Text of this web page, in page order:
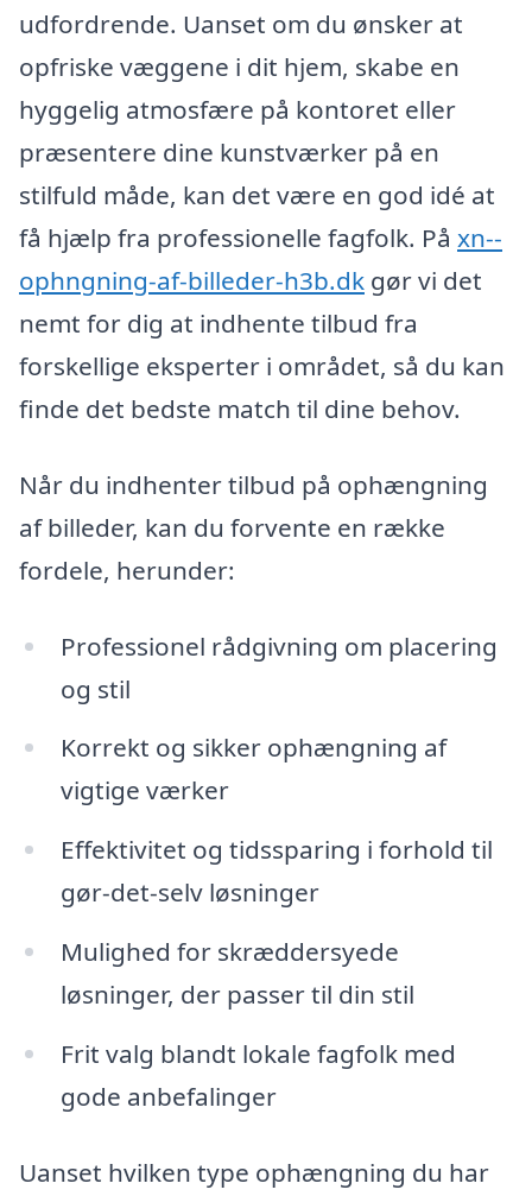
udfordrende. Uanset om du ønsker at
opfriske væggene i dit hjem, skabe en
hyggelig atmosfære på kontoret eller
præsentere dine kunstværker på en
stilfuld måde, kan det være en god idé at
få hjælp fra professionelle fagfolk. På xn--
ophngning-af-billeder-h3b.dk gør vi det
nemt for dig at indhente tilbud fra
forskellige eksperter i området, så du kan
finde det bedste match til dine behov.
Når du indhenter tilbud på ophængning
af billeder, kan du forvente en række
fordele, herunder:
Professionel rådgivning om placering
og stil
Korrekt og sikker ophængning af
vigtige værker
Effektivitet og tidssparing i forhold til
gør-det-selv løsninger
Mulighed for skræddersyede
løsninger, der passer til din stil
Frit valg blandt lokale fagfolk med
gode anbefalinger
Uanset hvilken type ophængning du har